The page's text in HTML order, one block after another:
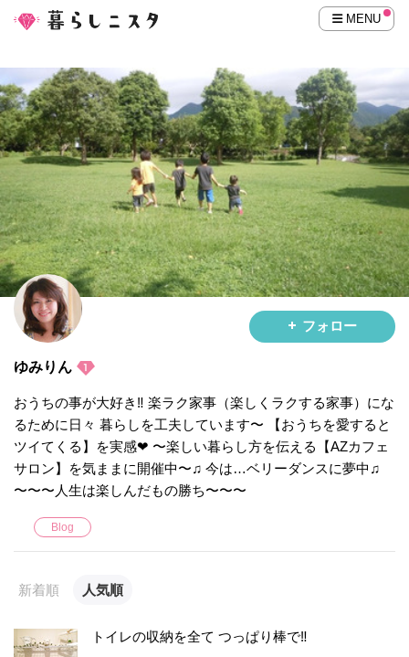
MENU
フォロー
ゆみりん
おうちの事が大好き‼︎ 楽ラク家事（楽しくラクする家事）にな
るために日々 暮らしを工夫しています〜 【おうちを愛すると
ツイてくる】を実感❤︎ 〜楽しい暮らし方を伝える【AZカフェ
サロン】を気ままに開催中〜♫ 今は…ベリーダンスに夢中♫
〜〜〜人生は楽しんだもの勝ち〜〜〜
Blog
新着順 人気順
トイレの収納を全て つっぱり棒で‼︎